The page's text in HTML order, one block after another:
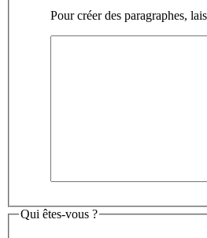
Pour créer des paragraphes,
Qui êtes-vous ?